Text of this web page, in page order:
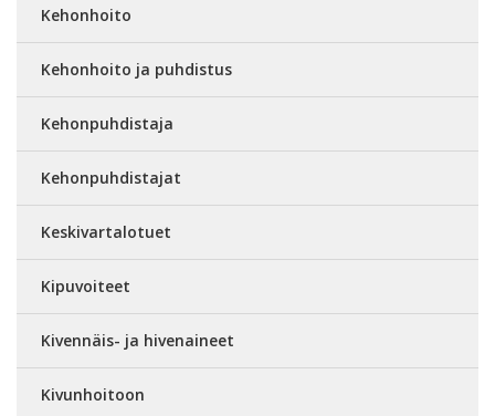
Kehonhoito
Kehonhoito ja puhdistus
Kehonpuhdistaja
Kehonpuhdistajat
Keskivartalotuet
Kipuvoiteet
Kivennäis- ja hivenaineet
Kivunhoitoon